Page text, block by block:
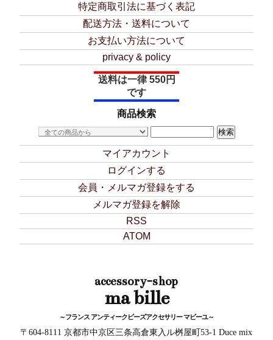
特定商取引法に基づく表記
配送方法・送料について
お支払い方法について
privacy & policy
送料は一律 550円
です
商品検索
マイアカウント
ログインする
会員・メルマガ登録をする
メルマガ登録を解除
RSS
ATOM
accessory-shop
ma bille
～フランス アンティークビーズアクセサリー マビーユ～
〒604-8111 京都市中京区三条高倉東入ル桝屋町53-1 Duce mix